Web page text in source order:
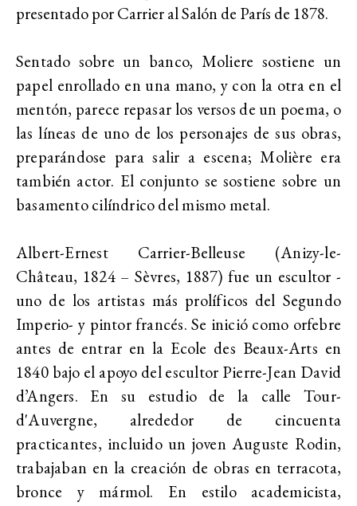
presentado por Carrier al Salón de París de 1878.
Sentado sobre un banco, Moliere sostiene un
papel enrollado en una mano, y con la otra en el
mentón, parece repasar los versos de un poema, o
las líneas de uno de los personajes de sus obras,
preparándose para salir a escena; Molière era
también actor. El conjunto se sostiene sobre un
basamento cilíndrico del mismo metal.
Albert-Ernest Carrier-Belleuse (Anizy-le-
Château, 1824 – Sèvres, 1887) fue un escultor -
uno de los artistas más prolíficos del Segundo
Imperio- y pintor francés. Se inició como orfebre
antes de entrar en la Ecole des Beaux-Arts en
1840 bajo el apoyo del escultor Pierre-Jean David
d’Angers. En su estudio de la calle Tour-
d'Auvergne, alrededor de cincuenta
practicantes, incluido un joven Auguste Rodin,
trabajaban en la creación de obras en terracota,
bronce y mármol. En estilo academicista,